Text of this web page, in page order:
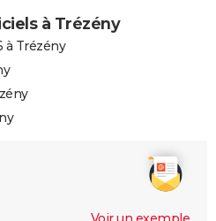
à Trézény
à Trézény